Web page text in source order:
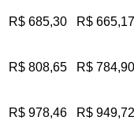
R$ 685,30 R$ 665,17
R$ 808,65 R$ 784,90
R$ 978,46 R$ 949,72